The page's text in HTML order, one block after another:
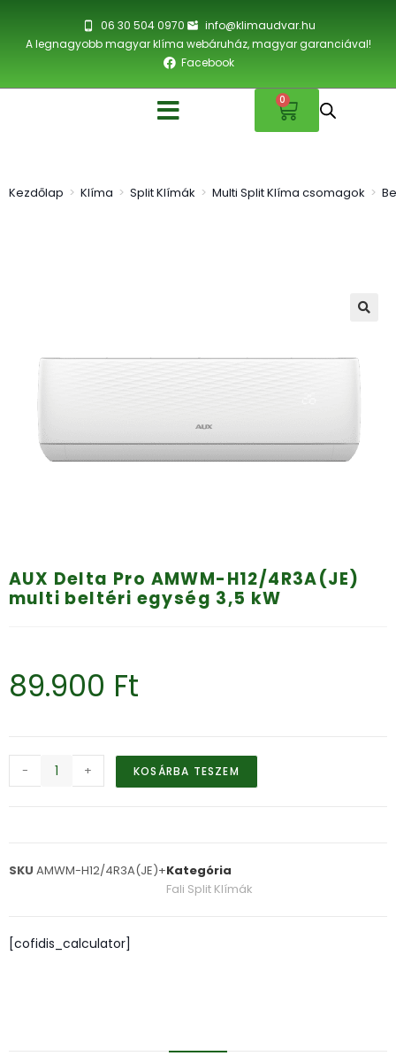
06 30 504 0970
info@klimaudvar.hu
A legnagyobb magyar klíma webáruház, magyar garanciával!
Facebook
0
Kezdőlap > Klíma > Split Klímák > Multi Split Klíma csomagok >
AUX Delta Pro AMWM-H12/4R3A(JE)
multi beltéri egység 3,5 kW
89.900 Ft
- + KOSÁRBA TESZEM
SKU AMWM-H12/4R3A(JE)+Kategória
Fali Split Klímák
[cofidis_calculator]